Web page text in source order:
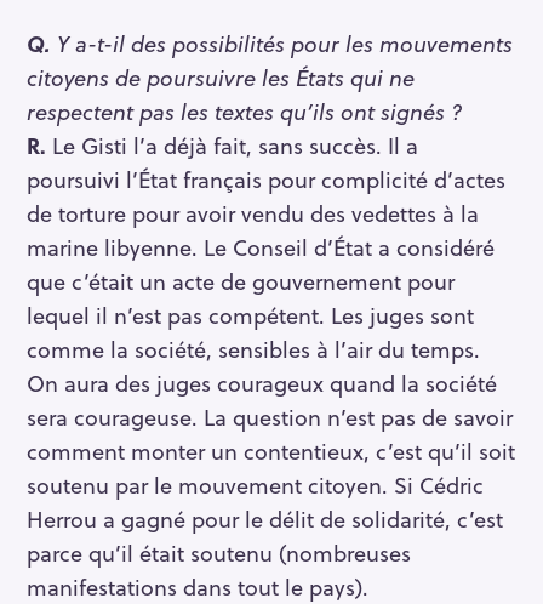
Q. Y a-t-il des possibilités pour les mouvements
citoyens de poursuivre les États qui ne
respectent pas les textes qu’ils ont signés ?
R. Le Gisti l’a déjà fait, sans succès. Il a
poursuivi l’État français pour complicité d’actes
de torture pour avoir vendu des vedettes à la
marine libyenne. Le Conseil d’État a considéré
que c’était un acte de gouvernement pour
lequel il n’est pas compétent. Les juges sont
comme la société, sensibles à l’air du temps.
On aura des juges courageux quand la société
sera courageuse. La question n’est pas de savoir
comment monter un contentieux, c’est qu’il soit
soutenu par le mouvement citoyen. Si Cédric
Herrou a gagné pour le délit de solidarité, c’est
parce qu’il était soutenu (nombreuses
manifestations dans tout le pays).